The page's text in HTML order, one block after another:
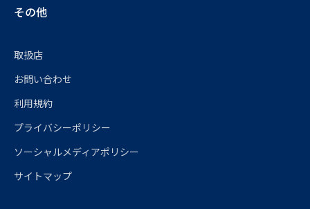
その他
取扱店
お問い合わせ
利用規約
プライバシーポリシー
ソーシャルメディアポリシー
サイトマップ